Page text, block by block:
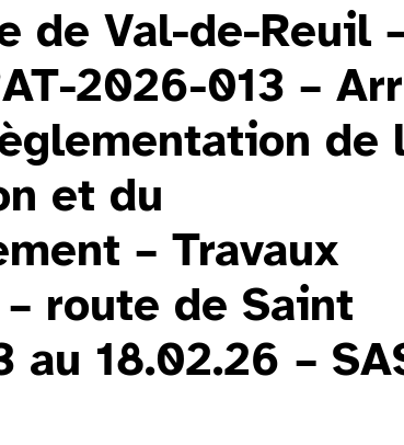
de Val-de-Reuil
2026-013 –
de
et du
– Travaux
– route de Saint
au 18.02.26 –